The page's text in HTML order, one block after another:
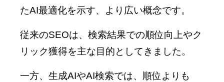
たAI最適化を示す、より広い概念です。
従来のSEOは、検索結果での順位向上やク
リック獲得を主な目的としてきました。
一方、生成AIやAI検索では、順位よりも